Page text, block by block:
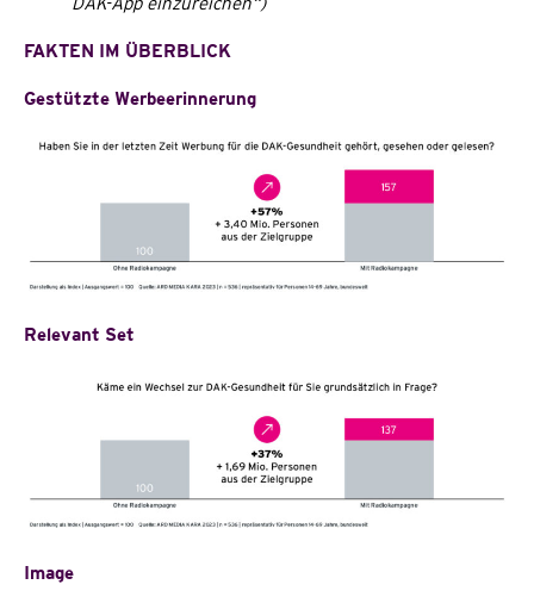
FAKTEN IM ÜBERBLICK
Gestützte Werbeerinnerung
Relevant Set
Image